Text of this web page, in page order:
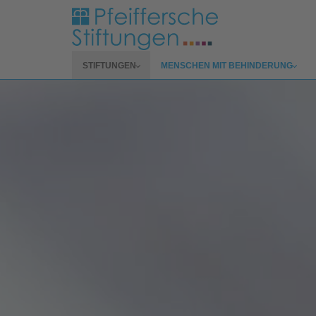
Zum Hauptinhalt springen
SUBMENU FOR
STIFTUNGEN
(CURRENT)
SUBMENU FOR
MENSCHEN MIT BEHINDERUNG